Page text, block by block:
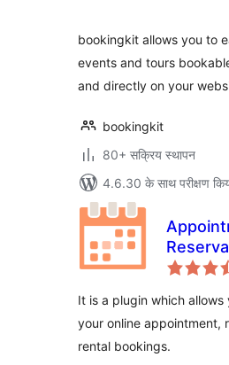
bookingkit allows you to
events and tours
and directly on your
bookingkit
80+ सक्रिय स्थापन
4.6.30 के साथ परीक्षण
Rental
It is a plugin which allows
your online appointment,
rental bookings.